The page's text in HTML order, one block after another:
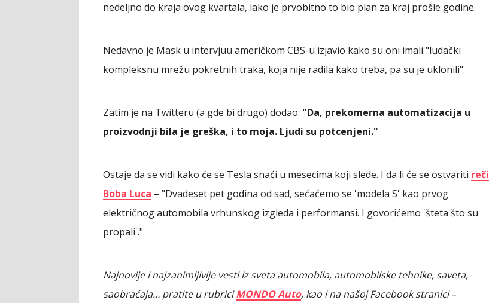
nedeljno do kraja ovog kvartala, iako je prvobitno to bio plan za kraj prošle godine.
Nedavno je Mask u intervjuu američkom CBS-u izjavio kako su oni imali "ludački
kompleksnu mrežu pokretnih traka, koja nije radila kako treba, pa su je uklonili".
Zatim je na Twitteru (a gde bi drugo) dodao: "Da, prekomerna automatizacija u
proizvodnji bila je greška, i to moja. Ljudi su potcenjeni."
Ostaje da se vidi kako će se Tesla snaći u mesecima koji slede. I da li će se ostvariti reči
Boba Luca – "Dvadeset pet godina od sad, sećaćemo se 'modela S' kao prvog
električnog automobila vrhunskog izgleda i performansi. I govorićemo 'šteta što su
propali'."
Najnovije i najzanimljivije vesti iz sveta automobila, automobilske tehnike, saveta,
saobraćaja… pratite u rubriciMONDO Auto, kao i na našoj Facebook stranici –